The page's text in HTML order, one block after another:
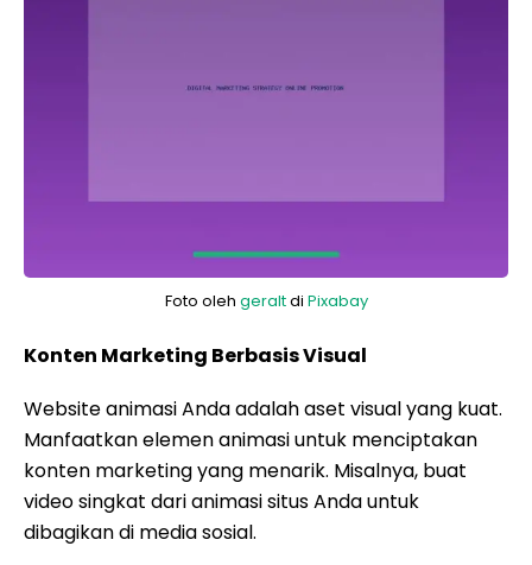
Foto oleh geraltdi Pixabay
Konten Marketing Berbasis Visual
Website animasi Anda adalah aset visual yang kuat.
Manfaatkan elemen animasi untuk menciptakan
konten marketing yang menarik. Misalnya, buat
video singkat dari animasi situs Anda untuk
dibagikan di media sosial.